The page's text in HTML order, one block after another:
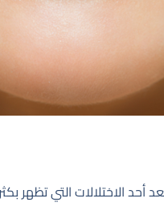
أحد الاختلالات التي